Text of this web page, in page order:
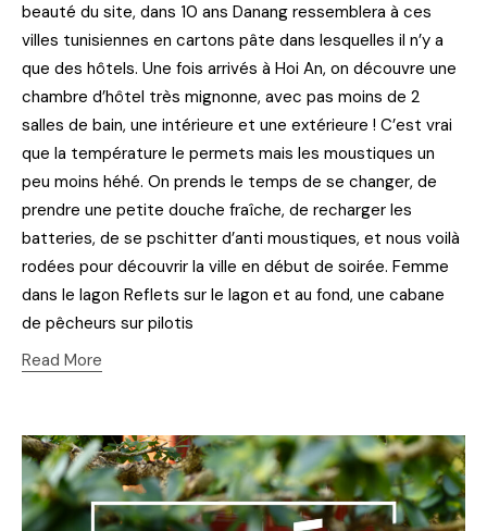
beauté du site, dans 10 ans Danang ressemblera à ces
villes tunisiennes en cartons pâte dans lesquelles il n’y a
que des hôtels. Une fois arrivés à Hoi An, on découvre une
chambre d’hôtel très mignonne, avec pas moins de 2
salles de bain, une intérieure et une extérieure ! C’est vrai
que la température le permets mais les moustiques un
peu moins héhé. On prends le temps de se changer, de
prendre une petite douche fraîche, de recharger les
batteries, de se pschitter d’anti moustiques, et nous voilà
rodées pour découvrir la ville en début de soirée. Femme
dans le lagon Reflets sur le lagon et au fond, une cabane
de pêcheurs sur pilotis
Read More